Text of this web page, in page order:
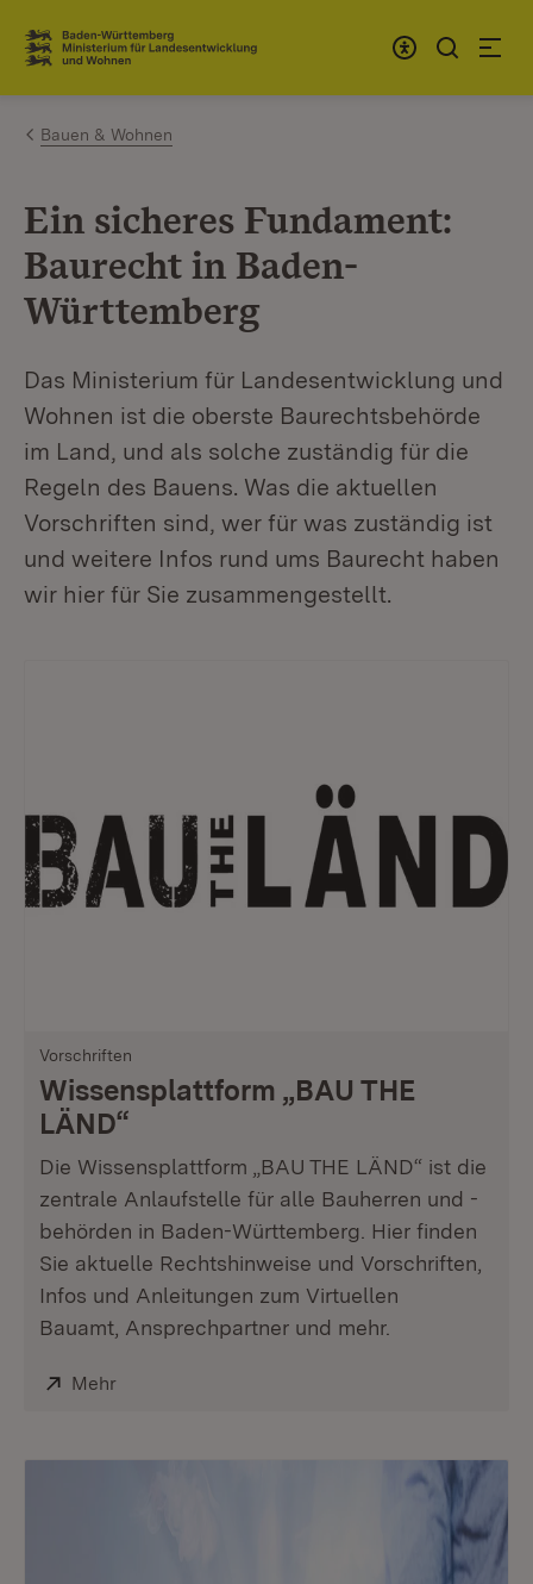
Zum Inhalt springen
Link zur Startseite
Bauen & Wohnen
Ein sicheres Fundament:
Baurecht in Baden-
Württemberg
Das Ministerium für Landesentwicklung und
Wohnen ist die oberste Baurechtsbehörde
im Land, und als solche zuständig für die
Regeln des Bauens. Was die aktuellen
Vorschriften sind, wer für was zuständig ist
und weitere Infos rund ums Baurecht haben
wir hier für Sie zusammengestellt.
Vorschriften
Wissensplattform „BAU THE
LÄND“
Die Wissensplattform „BAU THE LÄND“ ist die
zentrale Anlaufstelle für alle Bauherren und -
behörden in Baden-Württemberg. Hier finden
Sie aktuelle Rechtshinweise und Vorschriften,
Infos und Anleitungen zum Virtuellen
Bauamt, Ansprechpartner und mehr.
Extern:
Mehr(Öffnet in neuem Fenster)